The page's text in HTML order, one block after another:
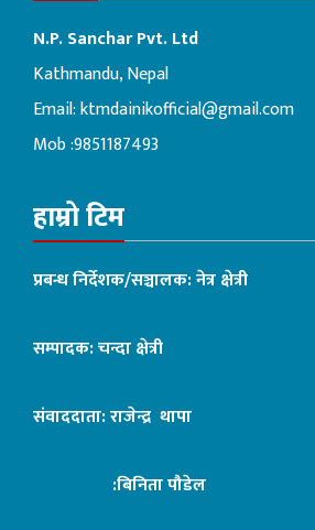
N.P. Sanchar Pvt. Ltd
Kathmandu, Nepal
Email:ktmdainikofficial@gmail.com
Mob :9851187493
हाम्रो टिम
प्रबन्ध निर्देशक/सञ्चालक: नेत्र क्षेत्री
सम्पादक: चन्दा क्षेत्री
संवाददाता: राजेन्द्र थापा
:बिनिता पौडेल